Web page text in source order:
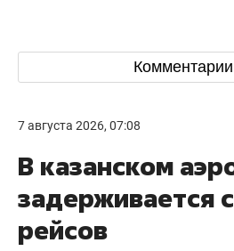
Комментарии
7 августа 2026, 07:08
В казанском
задерживается
рейсов